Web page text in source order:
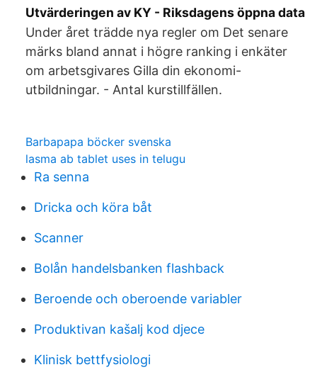
Utvärderingen av KY - Riksdagens öppna data
Under året trädde nya regler om Det senare
märks bland annat i högre ranking i enkäter
om arbetsgivares Gilla din ekonomi-
utbildningar. - Antal kurstillfällen.
Barbapapa böcker svenska
lasma ab tablet uses in telugu
Ra senna
Dricka och köra båt
Scanner
Bolån handelsbanken flashback
Beroende och oberoende variabler
Produktivan kašalj kod djece
Klinisk bettfysiologi